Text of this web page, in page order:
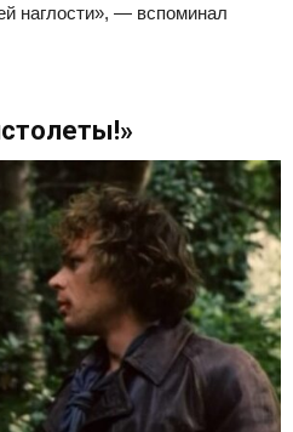
наглости», — вспоминал